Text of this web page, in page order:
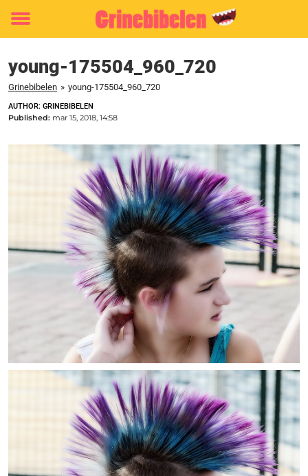
Toggle
young-175504_960_720
Grinebibelen » young-175504_960_720
AUTHOR: GRINEBIBELEN
Published: mar 15, 2018, 14:58